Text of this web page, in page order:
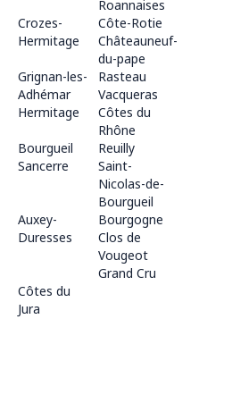
Roannaises
Crozes-
Hermitage
Côte-Rotie
Châteauneuf-
du-pape
Grignan-les-
Adhémar
Rasteau
Vacqueras
Hermitage
Côtes du
Rhône
Bourgueil
Reuilly
Sancerre
Saint-
Nicolas-de-
Bourgueil
Auxey-
Duresses
Bourgogne
Clos de
Vougeot
Grand Cru
Côtes du
Jura